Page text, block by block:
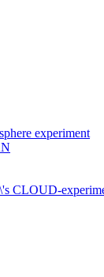
experiment
CLOUD-